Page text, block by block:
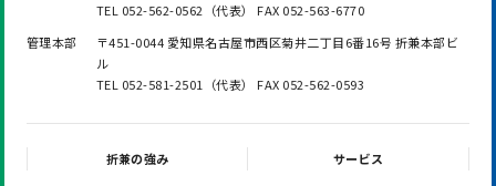
TEL 052-562-0562（代表） FAX 052-563-6770
管理本部
〒451-0044 愛知県名古屋市西区菊井二丁目6番16号 折兼本部ビ
ル
TEL 052-581-2501（代表） FAX 052-562-0593
折兼の強み サービス